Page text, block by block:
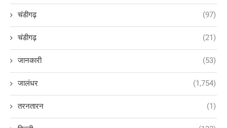
चंडीगढ़ (97)
चंडीगढ़ (21)
जानकारी (53)
जालंधर (1,754)
तरनतारन (1)